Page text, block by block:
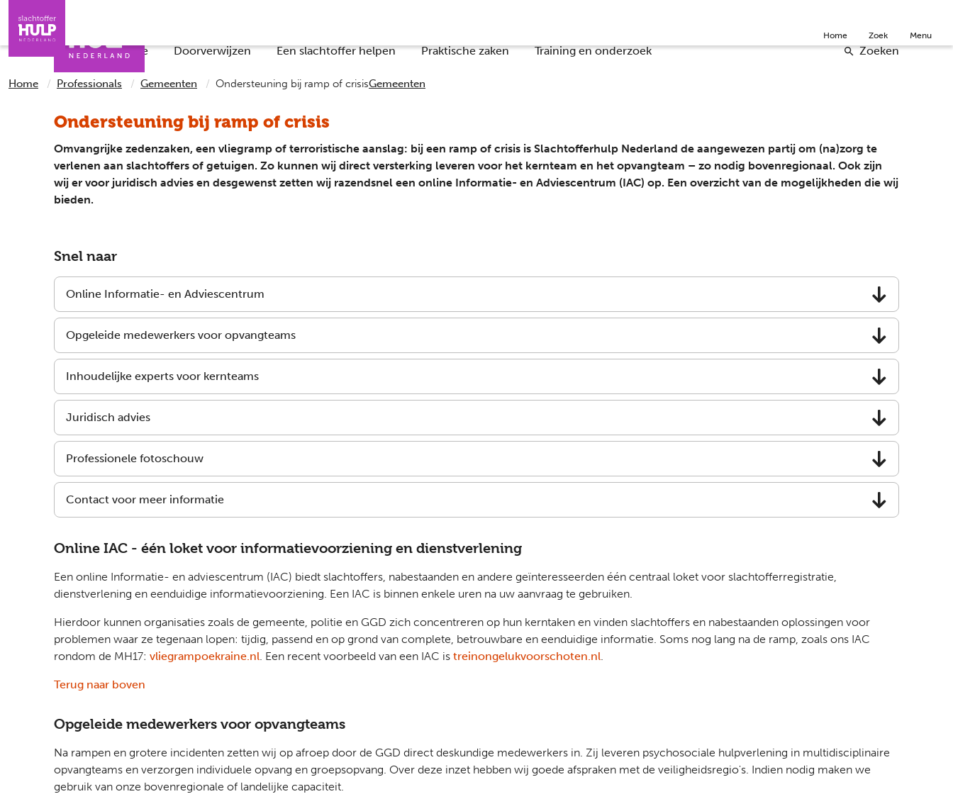
Wat is de situatie Doorverwijzen Een slachtoffer helpen Praktische zaken Training en onderzoek Zoeken
Home Zoek Menu
Home Professionals Gemeenten Ondersteuning bij ramp of crisisGemeenten
Ondersteuning bij ramp of crisis
Omvangrijke zedenzaken, een vliegramp of terroristische aanslag: bij een ramp of crisis is Slachtofferhulp Nederland de aangewezen partij om (na)zorg te
verlenen aan slachtoffers of getuigen. Zo kunnen wij direct versterking leveren voor het kernteam en het opvangteam – zo nodig bovenregionaal. Ook zijn
wij er voor juridisch advies en desgewenst zetten wij razendsnel een online Informatie- en Adviescentrum (IAC) op. Een overzicht van de mogelijkheden die wij
bieden.
Snel naar
Online Informatie- en Adviescentrum
Opgeleide medewerkers voor opvangteams
Inhoudelijke experts voor kernteams
Juridisch advies
Professionele fotoschouw
Contact voor meer informatie
Online IAC - één loket voor informatievoorziening en dienstverlening
Een online Informatie- en adviescentrum (IAC) biedt slachtoffers, nabestaanden en andere geïnteresseerden één centraal loket voor slachtofferregistratie,
dienstverlening en eenduidige informatievoorziening. Een IAC is binnen enkele uren na uw aanvraag te gebruiken.
Hierdoor kunnen organisaties zoals de gemeente, politie en GGD zich concentreren op hun kerntaken en vinden slachtoffers en nabestaanden oplossingen voor
problemen waar ze tegenaan lopen: tijdig, passend en op grond van complete, betrouwbare en eenduidige informatie. Soms nog lang na de ramp, zoals ons IAC
rondom de MH17: vliegrampoekraine.nl. Een recent voorbeeld van een IAC is treinongelukvoorschoten.nl.
Terug naar boven
Opgeleide medewerkers voor opvangteams
Na rampen en grotere incidenten zetten wij op afroep door de GGD direct deskundige medewerkers in. Zij leveren psychosociale hulpverlening in multidisciplinaire
opvangteams en verzorgen individuele opvang en groepsopvang. Over deze inzet hebben wij goede afspraken met de veiligheidsregio's. Indien nodig maken we
gebruik van onze bovenregionale of landelijke capaciteit.